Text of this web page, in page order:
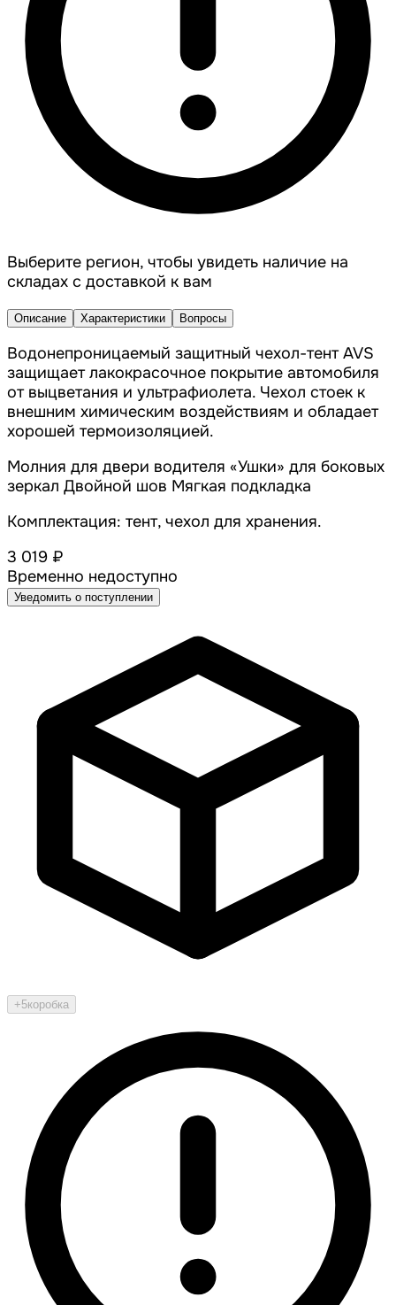
Выберите регион, чтобы увидеть наличие на
складах с доставкой к вам
Описание Характеристики Вопросы
Водонепроницаемый защитный чехол-тент AVS
защищает лакокрасочное покрытие автомобиля
от выцветания и ультрафиолета. Чехол стоек к
внешним химическим воздействиям и обладает
хорошей термоизоляцией.
Молния для двери водителя «Ушки» для боковых
зеркал Двойной шов Мягкая подкладка
Комплектация: тент, чехол для хранения.
3 019 ₽
Временно недоступно
Уведомить о поступлении
+5коробка